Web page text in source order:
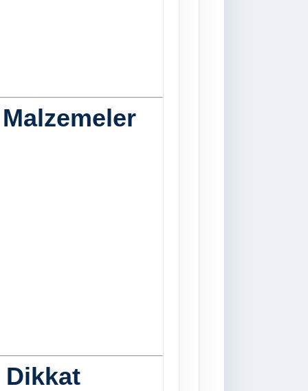
Malzemeler
Dikkat